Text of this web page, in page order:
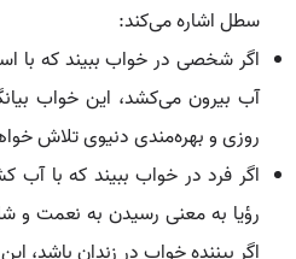
سطل اشاره می‌کند:
اگر شخصی در خواب ببیند که با
آب بیرون می‌کشد، این خواب
روزی و بهره‌مندی دنیوی تلاش
اگر فرد در خواب ببیند که با آب
رؤیا به معنی رسیدن به نعمت و